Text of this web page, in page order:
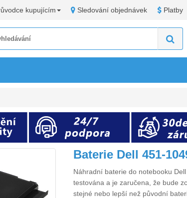
kupujícím Sledování objednávek Platby
Baterie Dell 451-
Náhradní baterie do notebooku
testována a je zaručena, že bude
stejné nebo lepší než původní